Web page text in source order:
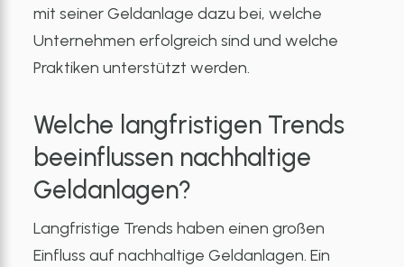
mit seiner Geldanlage dazu bei, welche
Unternehmen erfolgreich sind und welche
Praktiken unterstützt werden.
Welche langfristigen Trends
beeinflussen nachhaltige
Geldanlagen?
Langfristige Trends haben einen großen
Einfluss auf nachhaltige Geldanlagen. Ein